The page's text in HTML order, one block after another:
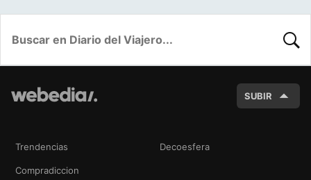
SUBIR
Trendencias Decoesfera
Compradiccion